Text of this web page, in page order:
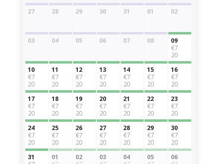
27
28 29 30 31 01 02
03 04 05 06 07 08
09
€7
20
10
€7
20
11
€7
20
12
€7
20
13
€7
20
14
€7
20
15
€7
20
16
€7
20
17
€7
20
18
€7
20
19
€7
20
20
€7
20
21
€7
20
22
€7
20
23
€7
20
24
€7
20
25
€7
20
26
€7
20
27
€7
20
28
€7
20
29
€7
20
30
€7
20
31
01
02
03
04
05
06